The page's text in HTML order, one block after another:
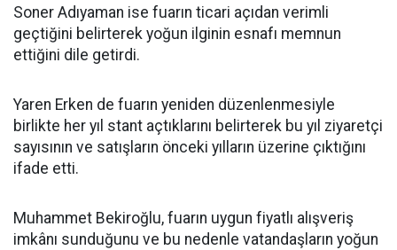
Soner Adıyaman ise fuarın ticari açıdan verimli
geçtiğini belirterek yoğun ilginin esnafı memnun
ettiğini dile getirdi.
Yaren Erken de fuarın yeniden düzenlenmesiyle
birlikte her yıl stant açtıklarını belirterek bu yıl ziyaretçi
sayısının ve satışların önceki yılların üzerine çıktığını
ifade etti.
Muhammet Bekiroğlu, fuarın uygun fiyatlı alışveriş
imkânı sunduğunu ve bu nedenle vatandaşların yoğun